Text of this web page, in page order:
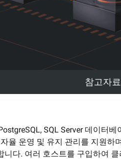
참고자료
SQL Server 데이터
율 운영 및 유지 관리를 지원하
니다. 여러 호스트를 구입하여
프레임워크 간의 유연한 활용 지원
Qwen3-VL-Plus
네이티브 VL, 공간 추론, 100만 컨
든
AI 사용 사례
AI Token Plan NEW
월 6부터 시작. 더 많이 구축, 적게 지출 —
신
분석가 보고서
업계 최고의 분석 업체들이
를 어떻게 평가하는지 알아보기
할
Object Storage Service (OSS)
클라우드에 대용량 데이터를 저
어디서나 액세스 가능